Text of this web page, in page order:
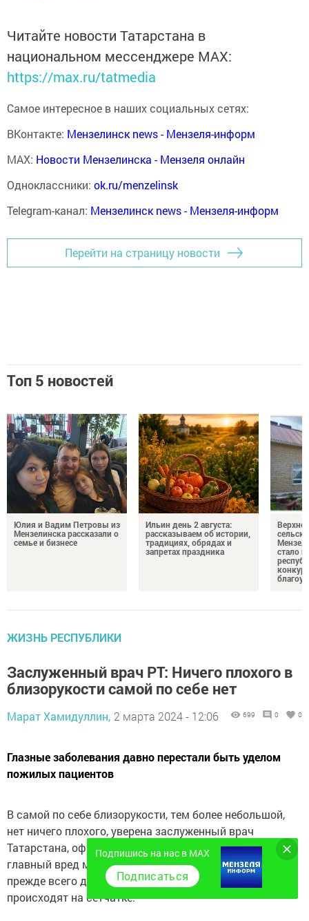
Читайте новости Татарстана в
национальном мессенджере MАХ:
https://max.ru/tatmedia
Самое интересное в наших социальных сетях:
ВКонтакте: Мензелинск news - Мензеля-информ
MAX: Новости Мензелинска - Мензеля онлайн
Одноклассники: ok.ru/menzelinsk
Telegram-канал: Мензелинск news - Мензеля-информ
Перейти на страницу новости
Топ 5 новостей
Юлия и Вадим Петровы из
Мензелинска рассказали о
семье и бизнесе
Ильин день 2 августа:
рассказываем об истории,
традициях, обрядах и
запретах праздника
стало
ЖИЗНЬ РЕСПУБЛИКИ
Заслуженный врач РТ: Ничего плохого в
близорукости самой по себе нет
Марат Хамидуллин, 2 марта 2024 - 12:06 699 0 0
Глазные заболевания давно перестали быть уделом
пожилых пациентов
В самой по себе близорукости, тем более небольшой,
нет ничего плохого, уверена заслуженный врач
Татарстана, офтальмолог
Елена Жиденко.Однако
главный вред миопии заключается в ее последствиях,
прежде всего дистрофических изменениях, которые
происходят на сетчатке.
Подпишись на нас в MAX
Подписаться